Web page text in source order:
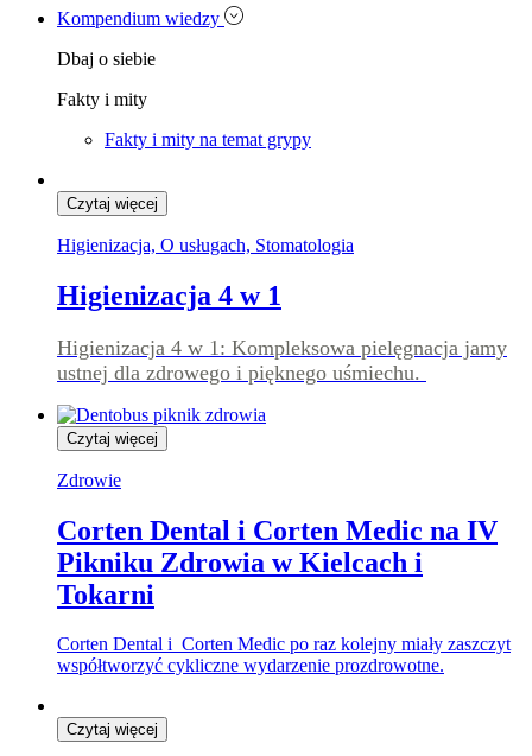
Kompendium wiedzy
Dbaj o siebie
Fakty i mity
Fakty i mity na temat grypy
Czytaj więcej
Higienizacja, O usługach, Stomatologia
Higienizacja 4 w 1
Higienizacja 4 w 1: Kompleksowa pielęgnacja jamy
ustnej dla zdrowego i pięknego uśmiechu.
Czytaj więcej
Zdrowie
Corten Dental i Corten Medic na IV
Pikniku Zdrowia w Kielcach i
Tokarni
Corten Dental i Corten Medic po raz kolejny miały zaszczyt
współtworzyć cykliczne wydarzenie prozdrowotne.
Czytaj więcej